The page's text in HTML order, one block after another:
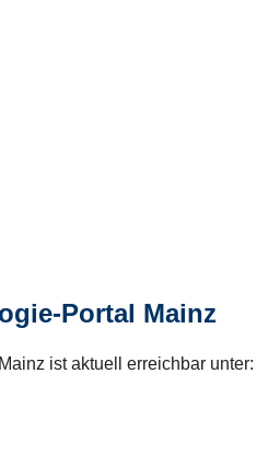
Portal Mainz
ist aktuell erreichbar unter: